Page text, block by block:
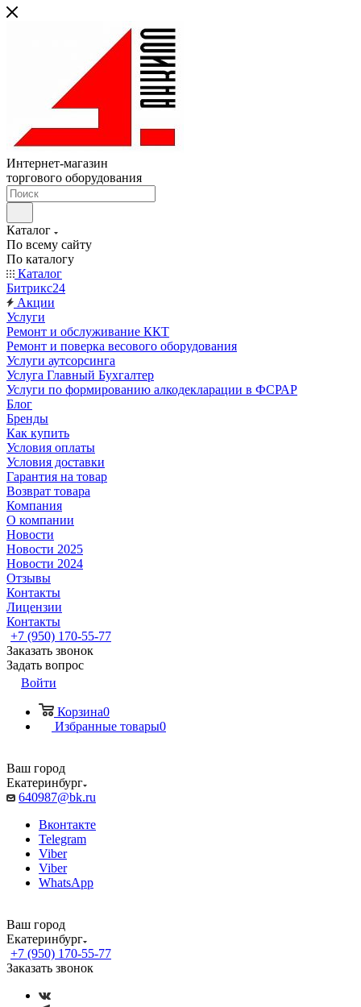
Интернет-магазин
торгового оборудования
Каталог
По всему сайту
По каталогу
Каталог
Битрикс24
Акции
Услуги
Ремонт и обслуживание ККТ
Ремонт и поверка весового оборудования
Услуги аутсорсинга
Услуга Главный Бухгалтер
Услуги по формированию алкодекларации в ФСРАР
Блог
Бренды
Как купить
Условия оплаты
Условия доставки
Гарантия на товар
Возврат товара
Компания
О компании
Новости
Новости 2025
Новости 2024
Отзывы
Контакты
Лицензии
Контакты
+7 (950) 170-55-77
Заказать звонок
Задать вопрос
Войти
Корзина0
Избранные товары0
Ваш город
Екатеринбург
640987@bk.ru
Вконтакте
Telegram
Viber
Viber
WhatsApp
Ваш город
Екатеринбург
+7 (950) 170-55-77
Заказать звонок